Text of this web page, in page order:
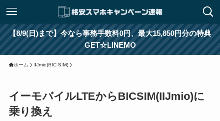
【8/9(日)まで】今なら事務手数料0円、最大15,850円分の特典
GET☆LINEMO
ホーム IIJmio(BIC SIM)
イーモバイルLTEからBICSIM(IIJmio)に
乗り換え